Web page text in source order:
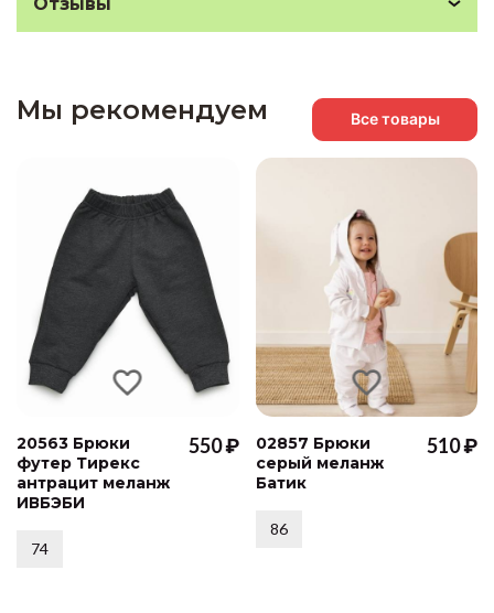
Мы рекомендуем Все товары
20563 Брюки
футер Тирекс
антрацит меланж
ИВБЭБИ
550 ₽
74
02857 Брюки
серый меланж
Батик
510 ₽
86